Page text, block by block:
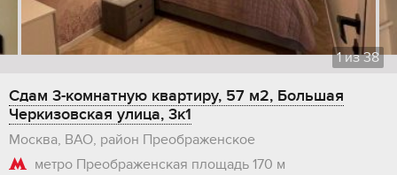
1из38
Сдам 3-комнатную квартиру, 57 м2, Большая
Черкизовская улица, 3к1
Москва, ВАО, район Преображенское
метро Преображенская площадь 170 м